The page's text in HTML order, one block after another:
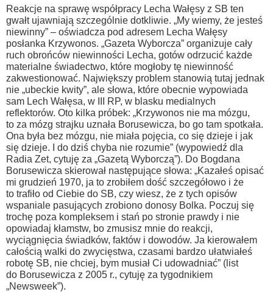
Reakcje na sprawę współpracy Lecha Wałęsy z SB ten
gwałt ujawniają szczególnie dotkliwie. „My wiemy, że jesteś
niewinny” – oświadcza pod adresem Lecha Wałęsy
posłanka Krzywonos. „Gazeta Wyborcza” organizuje cały
ruch obrońców niewinności Lecha, gotów odrzucić każde
materialne świadectwo, które mogłoby tę niewinność
zakwestionować. Największy problem stanowią tutaj jednak
nie „ubeckie kwity”, ale słowa, które obecnie wypowiada
sam Lech Wałęsa, w III RP, w blasku medialnych
reflektorów. Oto kilka próbek: „Krzywonos nie ma mózgu,
to za mózg strajku uznała Borusewicza, bo go tam spotkała.
Ona była bez mózgu, nie miała pojęcia, co się dzieje i jak
się dzieje. I do dziś chyba nie rozumie” (wypowiedź dla
Radia Zet, cytuję za „Gazetą Wyborczą”). Do Bogdana
Borusewicza skierował następujące słowa: „Kazałeś opisać
mi grudzień 1970, ja to zrobiłem dość szczegółowo i że
to trafiło od Ciebie do SB, czy wiesz, że z tych opisów
wspaniale pasujących zrobiono donosy Bolka. Poczuj się
trochę poza kompleksem i stań po stronie prawdy i nie
opowiadaj kłamstw, bo zmusisz mnie do reakcji,
wyciągnięcia świadków, faktów i dowodów. Ja kierowałem
całością walki do zwycięstwa, czasami bardzo ułatwiałeś
robotę SB, nie chciej, bym musiał Ci udowadniać” (list
do Borusewicza z 2005 r., cytuję za tygodnikiem
„Newsweek”).